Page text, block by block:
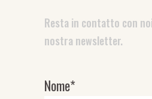
Resta in contatto con
nostra newsletter.
Newsletter
Nome*